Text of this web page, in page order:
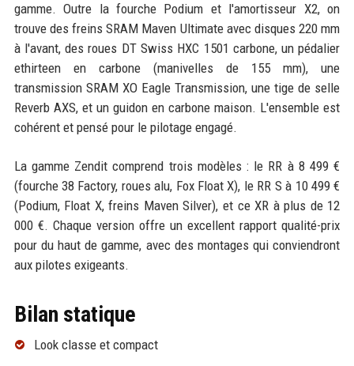
gamme. Outre la fourche Podium et l'amortisseur X2, on
trouve des freins SRAM Maven Ultimate avec disques 220 mm
à l'avant, des roues DT Swiss HXC 1501 carbone, un pédalier
ethirteen en carbone (manivelles de 155 mm), une
transmission SRAM XO Eagle Transmission, une tige de selle
Reverb AXS, et un guidon en carbone maison. L'ensemble est
cohérent et pensé pour le pilotage engagé.
La gamme Zendit comprend trois modèles : le RR à 8 499 €
(fourche 38 Factory, roues alu, Fox Float X), le RR S à 10 499 €
(Podium, Float X, freins Maven Silver), et ce XR à plus de 12
000 €. Chaque version offre un excellent rapport qualité-prix
pour du haut de gamme, avec des montages qui conviendront
aux pilotes exigeants.
Bilan statique
Look classe et compact